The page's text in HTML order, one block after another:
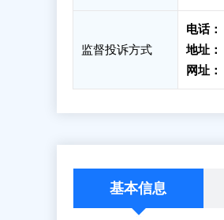
监督投诉方式
电话：
地址：
网址：
基本信息